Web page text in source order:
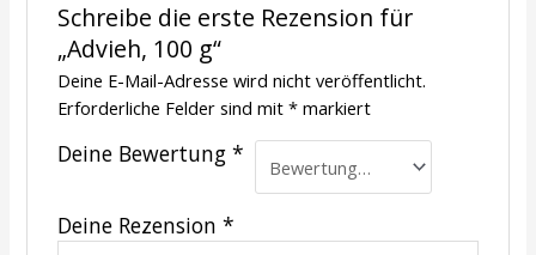
Schreibe die erste Rezension für
„Advieh, 100 g“
Deine E-Mail-Adresse wird nicht veröffentlicht.
Erforderliche Felder sind mit *markiert
Deine Bewertung *
Deine Rezension *